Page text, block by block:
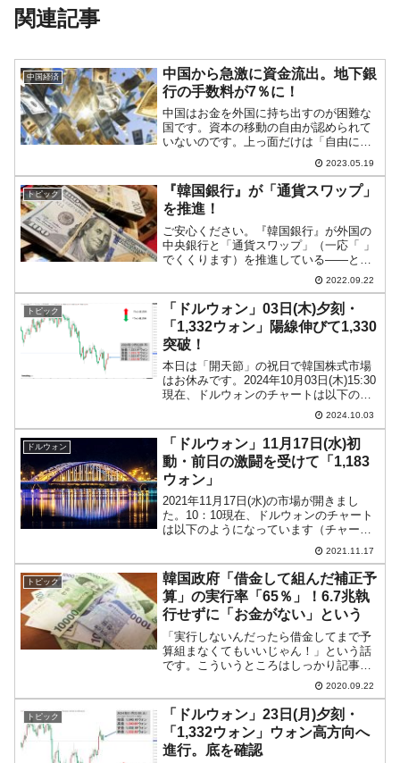
関連記事
中国経済
中国から急激に資金流出。地下銀
行の手数料が7％に！
中国はお金を外国に持ち出すのが困難な
国です。資本の移動の自由が認められて
いないのです。上っ面だけは「自由に資
本移動できますよ」などと述べています
が、資金流出が深刻になるので、あの手
この手で外国への資金移動を阻もうとし
ています。この1点だけと...
2023.05.19
トピック
『韓国銀行』が「通貨スワップ」
を推進！
ご安心ください。『韓国銀行』が外国の
中央銀行と「通貨スワップ」（一応「 」
でくくります）を推進している――とい
う話ではありません。『韓国銀行』が韓
国の「国民年金基金」と「通貨スワッ
プ」を推進している――という、日本人
が聞くと「なにそれ」な話...
2022.09.22
トピック
「ドルウォン」03日(木)夕刻・
「1,332ウォン」陽線伸びて1,330
突破！
本日は「開天節」の祝日で韓国株式市場
はお休みです。2024年10月03日(木)15:30
現在、ドルウォンのチャートは以下のよ
うになっています（チャートは
『Investing.com』より引用）。陽線が伸
びました。「1ドル＝1,330ウォン」...
2024.10.03
ドルウォン
「ドルウォン」11月17日(水)初
動・前日の激闘を受けて「1,183
ウォン」
2021年11月17日(水)の市場が開きまし
た。10：10現在、ドルウォンのチャート
は以下のようになっています（チャート
は『Investing.com』より引用）。前日は
ものすごいローソク足になりました（下
ヒゲの長さに注目ください）。現在の...
2021.11.17
トピック
韓国政府「借金して組んだ補正予
算」の実行率「65％」！6.7兆執
行せずに「お金がない」という
「実行しないんだったら借金してまで予
算組まなくてもいいじゃん！」という話
です。こういうところはしっかり記事に
する韓国メディア『朝鮮日報』の記事で
すが、第3次補正予算で組んだ全事業費：
19兆1,000億ウォン（歳入補完・予備費お
よび予備的性格...
2020.09.22
トピック
「ドルウォン」23日(月)夕刻・
「1,332ウォン」ウォン高方向へ
進行。底を確認